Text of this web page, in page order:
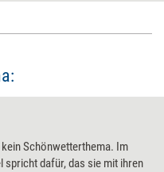
Schönwetterthema. Im
spricht dafür, das sie mit ihren